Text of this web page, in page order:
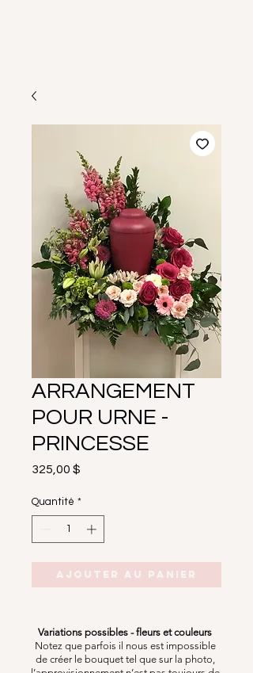
ARRANGEMENT
POUR URNE -
PRINCESSE
325,00 $
Quantité *
Ajouter au panier
Variations possibles - fleurs et couleurs
Notez que parfois il nous est impossible
de créer le bouquet tel que sur la photo,